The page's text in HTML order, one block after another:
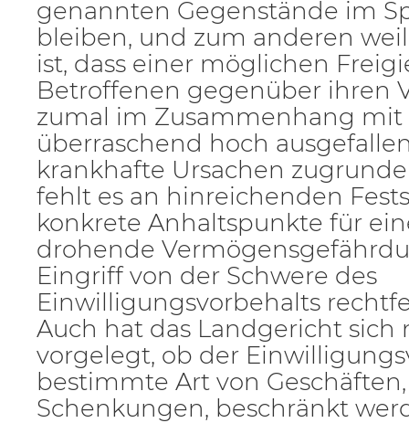
genannten Gegenstände im
bleiben, und zum anderen
ist, dass einer möglichen
Betroffenen gegenüber ihren
zumal im Zusammenhang mit
überraschend hoch
krankhafte Ursachen
fehlt es an hinreichenden
konkrete Anhaltspunkte für
drohende
Eingriff von der Schwere des
Einwilligungsvorbehalts
Auch hat das Landgericht sich
vorgelegt, ob der
bestimmte Art von
Schenkungen, beschränkt